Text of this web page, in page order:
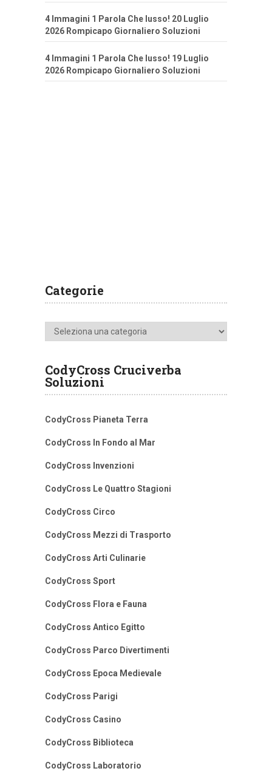
4 Immagini 1 Parola Che lusso! 20 Luglio
2026 Rompicapo Giornaliero Soluzioni
4 Immagini 1 Parola Che lusso! 19 Luglio
2026 Rompicapo Giornaliero Soluzioni
Categorie
Categorie
CodyCross Cruciverba
Soluzioni
CodyCross Pianeta Terra
CodyCross In Fondo al Mar
CodyCross Invenzioni
CodyCross Le Quattro Stagioni
CodyCross Circo
CodyCross Mezzi di Trasporto
CodyCross Arti Culinarie
CodyCross Sport
CodyCross Flora e Fauna
CodyCross Antico Egitto
CodyCross Parco Divertimenti
CodyCross Epoca Medievale
CodyCross Parigi
CodyCross Casino
CodyCross Biblioteca
CodyCross Laboratorio